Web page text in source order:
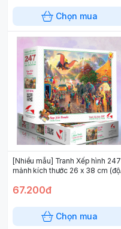
Chọn mua
[Nhiều mẫu] Tranh Xếp hình 247
mảnh kích thước 26 x 38 cm (độ
67.200đ
Chọn mua